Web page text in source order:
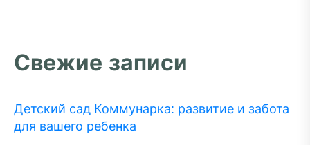
Свежие записи
Детский сад Коммунарка: развитие и забота
для вашего ребенка